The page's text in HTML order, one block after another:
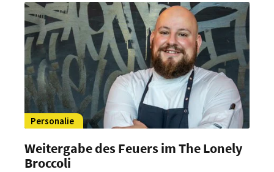
kulinarische Ausrichtung des Hauses
weiterentwickeln.
Personalie
Weitergabe des Feuers im The Lonely
Broccoli